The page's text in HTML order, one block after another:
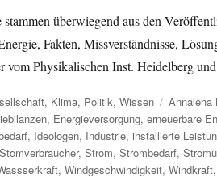
überwiegend aus den
Fakten, Missverständnisse,
Physikalischen Inst. Heidelberg
, Klima, Politik,Wissen Annalena
, Energieversorgung,erneuerbare
, Ideologen, Industrie,installierte
Stomverbraucher,Strom,Strombedarf,
,Windgeschwindigkeit,Windkraft